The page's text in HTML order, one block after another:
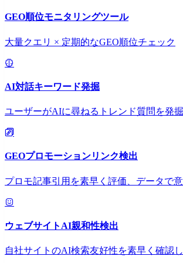
GEO順位モニタリングツール
大量クエリ × 定期的なGEO順位チェック
AI対話キーワード発掘
ユーザーがAIに尋ねるトレンド質問を発
GEOプロモーションリンク検出
プロモ記事引用を素早く評価、データで
ウェブサイトAI親和性検出
自社サイトのAI検索友好性を素早く確認